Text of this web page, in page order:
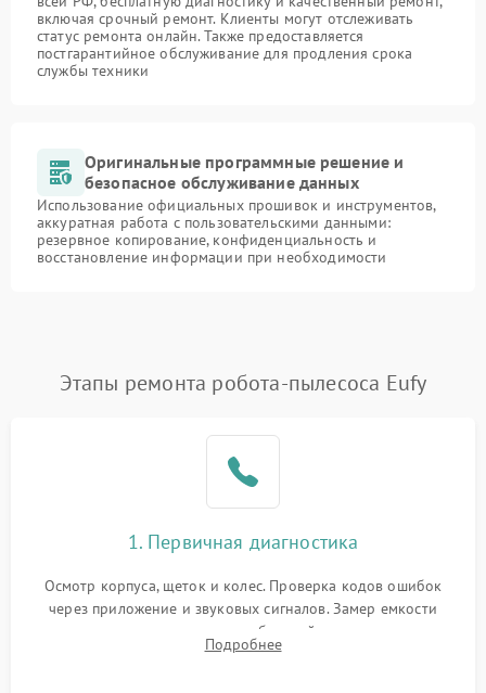
включая срочный ремонт. Клиенты могут отслеживать
статус ремонта онлайн. Также предоставляется
постгарантийное обслуживание для продления срока
службы техники
Оригинальные программные решение и
безопасное обслуживание данных
Использование официальных прошивок и инструментов,
аккуратная работа с пользовательскими данными:
резервное копирование, конфиденциальность и
восстановление информации при необходимости
Этапы ремонта робота-пылесоса Eufy
1. Первичная диагностика
Осмотр корпуса, щеток и колес. Проверка кодов ошибок
через приложение и звуковых сигналов. Замер емкости
аккумулятора и тестирование базовой станции зарядки.
Оценка работы лидара, бампера и датчиков падения для
Подробнее